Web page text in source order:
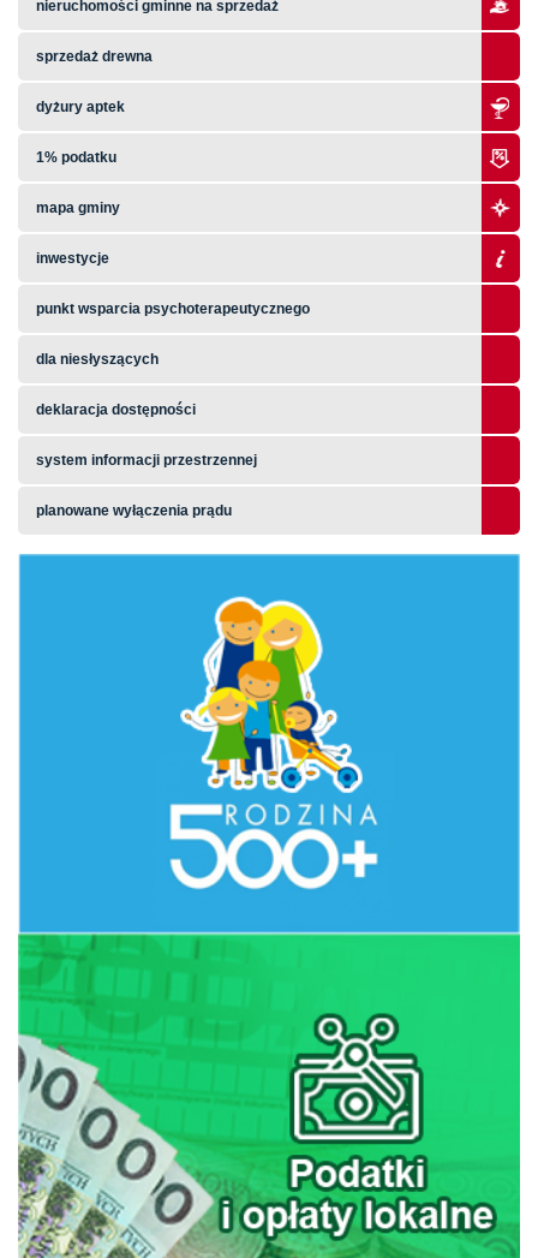
nieruchomości gminne na sprzedaż
sprzedaż drewna
dyżury aptek
1% podatku
mapa gminy
inwestycje
punkt wsparcia psychoterapeutycznego
dla niesłyszących
deklaracja dostępności
system informacji przestrzennej
planowane wyłączenia prądu